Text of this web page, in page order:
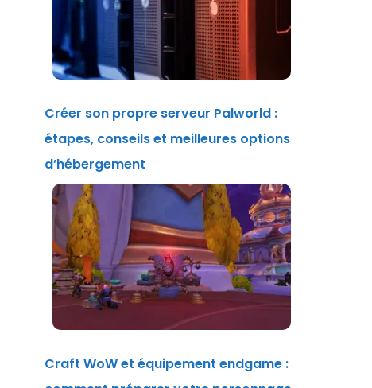
Créer son propre serveur Palworld :
étapes, conseils et meilleures options
d’hébergement
Craft WoW et équipement endgame :